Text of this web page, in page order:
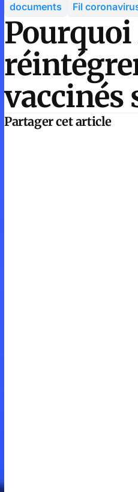
documents Fil
vaccinés
Partager cet article